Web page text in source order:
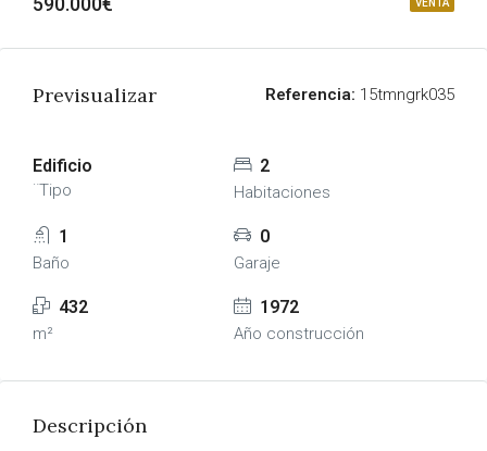
VENTA
Previsualizar Referencia: 15tmngrk035
Edificio
¨Tipo
2
Habitaciones
1
Baño
0
Garaje
432
m²
1972
Año construcción
Descripción